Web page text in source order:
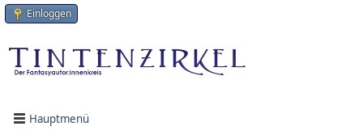
Einloggen
Hauptmenü